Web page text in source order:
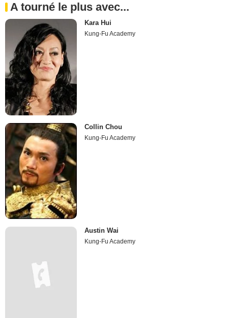
A tourné le plus avec...
Kara Hui
Kung-Fu Academy
Collin Chou
Kung-Fu Academy
Austin Wai
Kung-Fu Academy